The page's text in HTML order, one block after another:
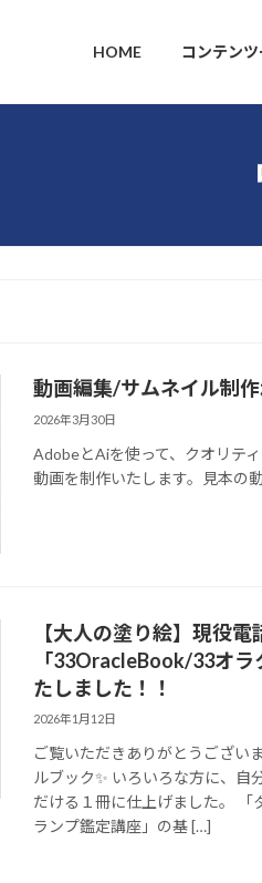
HOME コンテン
動画編集/サムネイル制
2026年3月30日
AdobeとAiを使って、クオリテ
動画を制作いたします。見本の
【大人の塗り絵】現役
「33OracleBook/33オ
たしました！！
2026年1月12日
ご覧いただきありがとうござい
ルブック✨ いろいろな方に、自
だける１冊に仕上げました。 「
ランプ鑑定講座」の基 […]